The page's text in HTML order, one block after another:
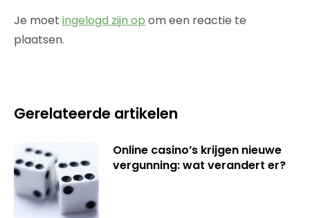
Je moet ingelogd zijn op om een reactie te
plaatsen.
Gerelateerde artikelen
Online casino’s krijgen nieuwe
vergunning: wat verandert er?